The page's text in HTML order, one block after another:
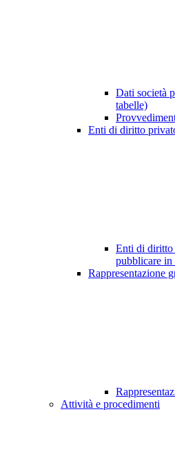
Dati società
tabelle)
Enti di diritto
Enti di diritto
pubblicare in
Rappresentazione
Attività e procedimenti